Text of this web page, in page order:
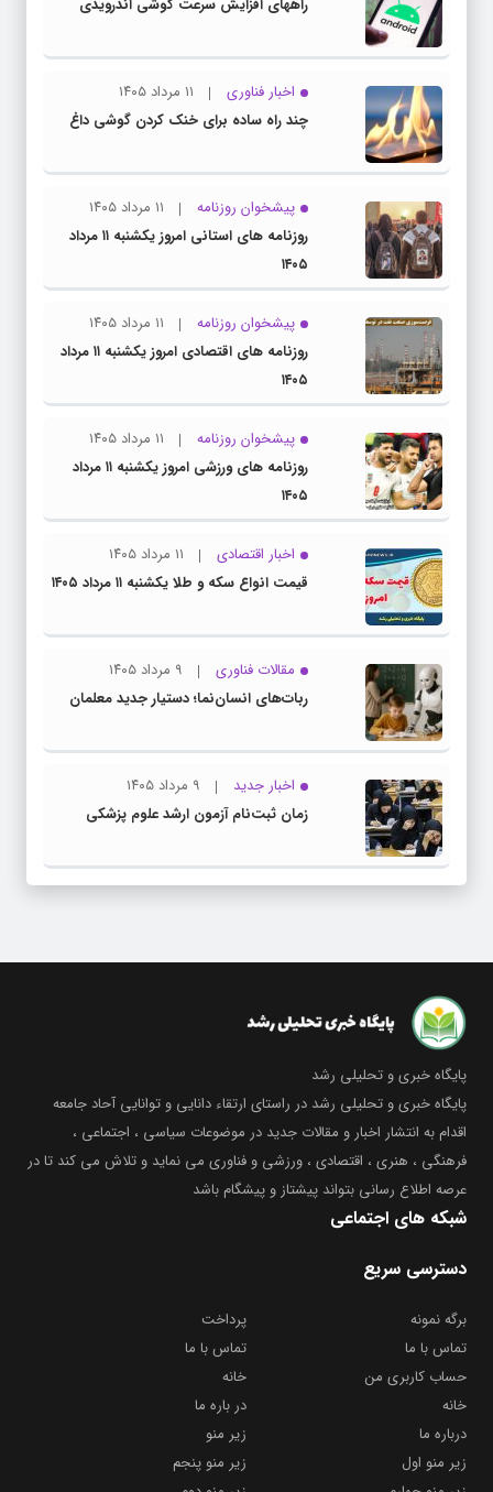
راههای افزایش سرعت گوشی اندرویدی
اخبار فناوری
۱۱ مرداد ۱۴۰۵
چند راه‌ ساده برای خنک کردن گوشی داغ
پیشخوان روزنامه
۱۱ مرداد ۱۴۰۵
روزنامه های استانی امروز یکشنبه ۱۱ مرداد
۱۴۰۵
پیشخوان روزنامه
۱۱ مرداد ۱۴۰۵
روزنامه های اقتصادی امروز یکشنبه ۱۱ مرداد
۱۴۰۵
پیشخوان روزنامه
۱۱ مرداد ۱۴۰۵
روزنامه های ورزشی امروز یکشنبه ۱۱ مرداد
۱۴۰۵
اخبار اقتصادی
۱۱ مرداد ۱۴۰۵
قیمت انواع سکه و طلا یکشنبه ۱۱ مرداد ۱۴۰۵
مقالات فناوری
۹ مرداد ۱۴۰۵
ربات‌های انسان‌نما؛ دستیار جدید معلمان
اخبار جدید
۹ مرداد ۱۴۰۵
زمان ثبت‌نام آزمون ارشد علوم پزشکی
پایگاه خبری و تحلیلی رشد
پایگاه خبری و تحلیلی رشد در راستای ارتقاء دانایی و توانایی آحاد جامعه
اقدام به انتشار اخبار و مقالات جدید در موضوعات سیاسی ، اجتماعی ،
فرهنگی ، هنری ، اقتصادی ، ورزشی و فناوری می نماید و تلاش می کند تا در
عرصه اطلاع رسانی بتواند پیشتاز و پیشگام باشد
شبکه های اجتماعی
دسترسی سریع
برگه نمونه
پرداخت
تماس با ما
تماس با ما
حساب کاربری من
خانه
خانه
در باره ما
درباره ما
زیر منو
زیر منو اول
زیر منو پنجم